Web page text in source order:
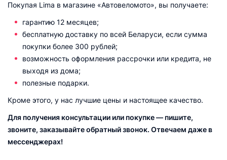
Покупая Lima в магазине «Автовеломото», вы получаете:
гарантию 12 месяцев;
бесплатную доставку по всей Беларуси, если сумма
покупки более 300 рублей;
возможность оформления рассрочки или кредита, не
выходя из дома;
полезные подарки.
Кроме этого, у нас лучшие цены и настоящее качество.
Для получения консультации или покупке — пишите,
звоните, заказывайте обратный звонок. Отвечаем даже в
мессенджерах!